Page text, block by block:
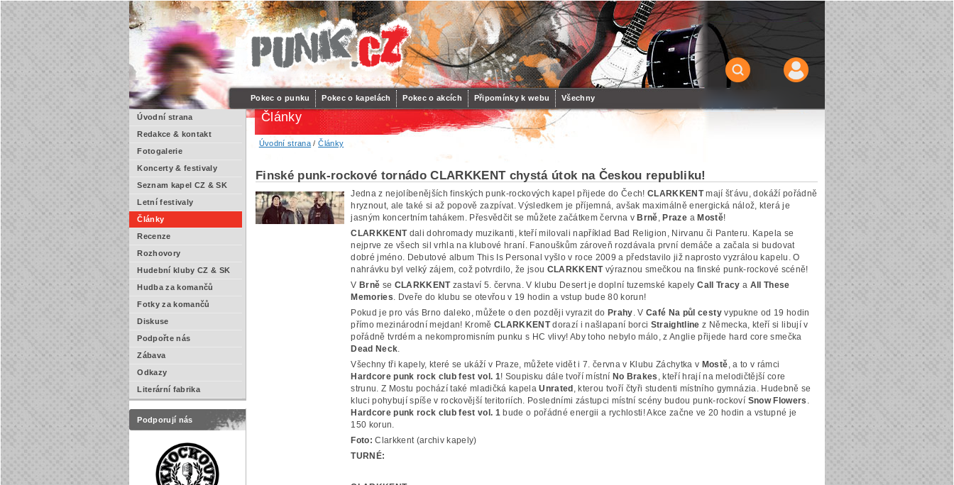
Pokec o punku Pokec o kapelách Pokec o akcích Připomínky k webu Všechny
Úvodní strana
Redakce & kontakt
Fotogalerie
Koncerty & festivaly
Seznam kapel CZ & SK
Letní festivaly
Články
Recenze
Rozhovory
Hudební kluby CZ & SK
Hudba za komančů
Fotky za komančů
Diskuse
Podpořte nás
Zábava
Odkazy
Literární fabrika
Podporují nás
Články
Úvodní strana /Články
Finské punk-rockové tornádo CLARKKENT chystá útok na Českou republiku!
Jedna z nejolíbenějších finských punk-rockových kapel přijede do Čech!CLARKKENTmají šťávu, dokáží pořádně
hryznout, ale také si až popově zazpívat. Výsledkem je příjemná, avšak maximálně energická nálož, která je
jasným koncertním tahákem. Přesvědčit se můžete začátkem června v Brně, Praze a Mostě!
CLARKKENTdali dohromady muzikanti, kteří milovali například Bad Religion, Nirvanu či Panteru. Kapela se
nejprve ze všech sil vrhla na klubové hraní. Fanouškům zároveň rozdávala první demáče a začala si budovat
dobré jméno. Debutové album This Is Personal vyšlo v roce 2009 a představilo již naprosto vyzrálou kapelu. O
nahrávku byl velký zájem, což potvrdilo, že jsou CLARKKENTvýraznou smečkou na finské punk-rockové scéně!
V Brně se CLARKKENTzastaví 5. června. V klubu Desert je doplní tuzemské kapelyCall Tracy a All These
Memories. Dveře do klubu se otevřou v 19 hodin a vstup bude 80 korun!
Pokud je pro vás Brno daleko, můžete o den později vyrazit do Prahy. VCafé Na půl cestyvypukne od 19 hodin
přímo mezinárodní mejdan! Kromě CLARKKENTdorazí i našlapaní borci Straightline z Německa, kteří si libují v
pořádně tvrdém a nekompromisním punku s HC vlivy! Aby toho nebylo málo, z Anglie přijede hard core smečka
Dead Neck.
Všechny tři kapely, které se ukáží v Praze, můžete vidět i 7. června v Klubu Záchytka v Mostě, a to v rámci
Hardcore punk rock club fest vol. 1! Soupisku dále tvoří místní No Brakes , kteří hrají na melodičtější core
strunu. Z Mostu pochází také mladičká kapelaUnrated , kterou tvoří čtyři studenti místního gymnázia. Hudebně se
kluci pohybují spíše v rockovější teritoriích. Posledními zástupci místní scény budou punk-rockoví Snow Flowers .
Hardcore punk rock club fest vol. 1 bude o pořádné energii a rychlosti! Akce začne ve 20 hodin a vstupné je
150 korun.
Foto: Clarkkent (archiv kapely)
TURNÉ: